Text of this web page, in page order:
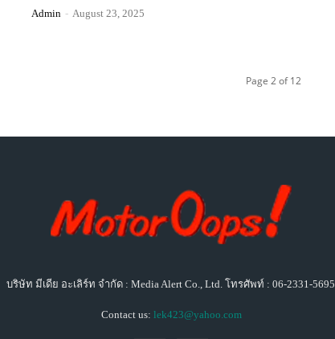
Admin - August 23, 2025
Page 2 of 12
บริษัท มีเดีย อะเลิร์ท จำกัด : Media Alert Co., Ltd. โทรศัพท์ : 06-2331-5695
Contact us: lek423@yahoo.com